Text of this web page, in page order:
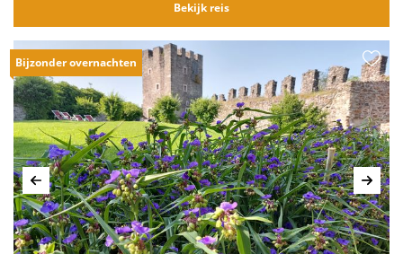
Bekijk reis
Bijzonder overnachten
Vorige